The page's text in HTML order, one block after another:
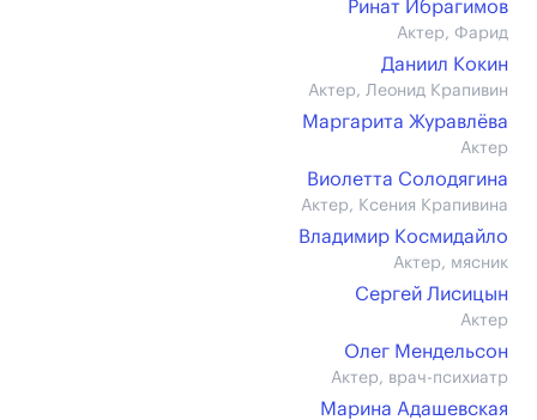
Ринат Ибрагимов
Актер, Фарид
Даниил Кокин
Актер, Леонид Крапивин
Маргарита Журавлёва
Актер
Виолетта Солодягина
Актер, Ксения Крапивина
Владимир Космидайло
Актер, мясник
Сергей Лисицын
Актер
Олег Мендельсон
Актер, врач-психиатр
Марина Адашевская